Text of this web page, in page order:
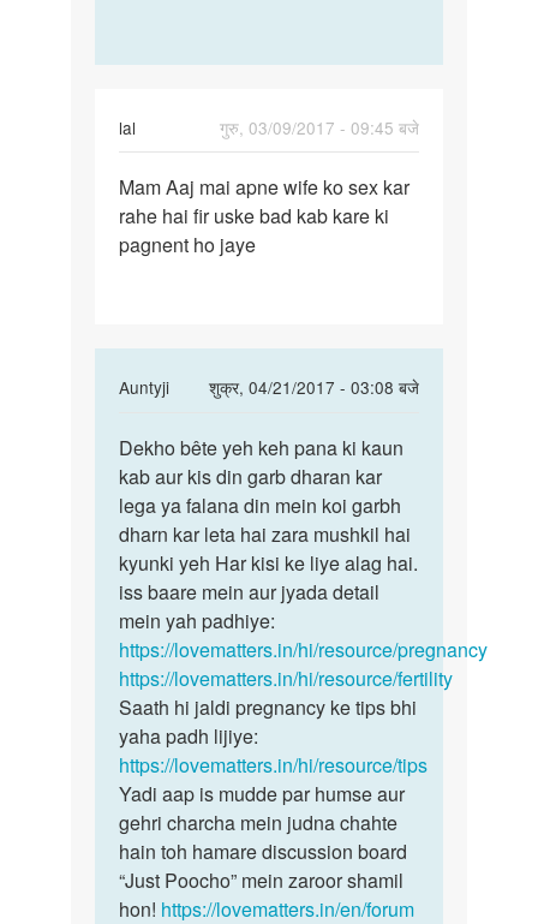
lal
गुरु, 03/09/2017 - 09:45 बजे
Mam
Aaj
mai
Mam Aaj mai apne wife ko sex kar
rahe hai fir uske bad kab kare ki
pagnent ho jaye
Auntyji
शुक्र, 04/21/2017 - 03:08 बजे
In
to
Mam
Aaj
mai
apne
wife
ko
sex
by
lal
Dekho
bête
yeh
keh
pana
ki
Dekho bête yeh keh pana ki kaun
kab aur kis din garb dharan kar
lega ya falana din mein koi garbh
dharn kar leta hai zara mushkil hai
kyunki yeh Har kisi ke liye alag hai.
iss baare mein aur jyada detail
mein yah padhiye:
https://lovematters.in/hi/resource/pregnancy
https://lovematters.in/hi/resource/fertility
Saath hi jaldi pregnancy ke tips bhi
yaha padh lijiye:
https://lovematters.in/hi/resource/tips
Yadi aap is mudde par humse aur
gehri charcha mein judna chahte
hain toh hamare discussion board
“Just Poocho” mein zaroor shamil
hon! https://lovematters.in/en/forum